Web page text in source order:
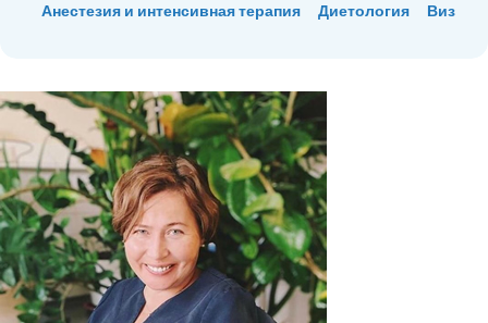
Анестезия и интенсивная терапия Диетология